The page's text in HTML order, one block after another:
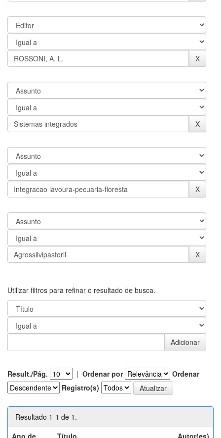
Utilizar filtros para refinar o resultado de busca.
Result./Pág. | Ordenar por
Ordenar
Registro(s)
Resultado 1-1 de 1.
Ano de
Título Autor(es)